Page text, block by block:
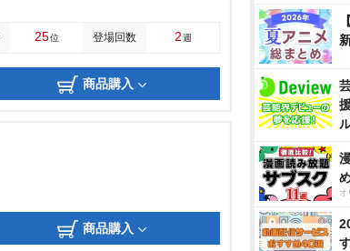
25位 登場回数 2週
商品購入
商品購入
オ